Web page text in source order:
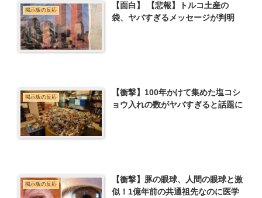
掲示板の反応
【面白】 【悲報】トルコ土産の
袋、ヤバすぎるメッセージが判明
掲示板の反応
【衝撃】100年かけて集めた塩コシ
ョウ入れの数がヤバすぎると話題に
掲示板の反応
【衝撃】豚の眼球、人間の眼球と激
似！1億年前の共通祖先なのに医学